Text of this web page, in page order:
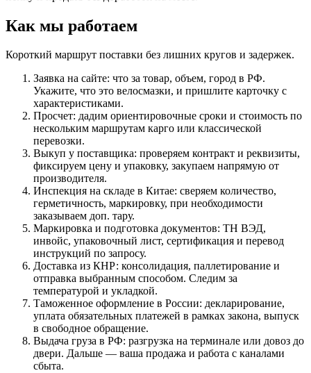
Как мы работаем
Короткий маршрут поставки без лишних кругов и задержек.
Заявка на сайте: что за товар, объем, город в РФ.
Укажите, что это велосмазки, и пришлите карточку с
характеристиками.
Просчет: дадим ориентировочные сроки и стоимость по
нескольким маршрутам карго или классической
перевозки.
Выкуп у поставщика: проверяем контракт и реквизиты,
фиксируем цену и упаковку, закупаем напрямую от
производителя.
Инспекция на складе в Китае: сверяем количество,
герметичность, маркировку, при необходимости
заказываем доп. тару.
Маркировка и подготовка документов: ТН ВЭД,
инвойс, упаковочный лист, сертификация и перевод
инструкций по запросу.
Доставка из КНР: консолидация, паллетирование и
отправка выбранным способом. Следим за
температурой и укладкой.
Таможенное оформление в России: декларирование,
уплата обязательных платежей в рамках закона, выпуск
в свободное обращение.
Выдача груза в РФ: разгрузка на терминале или довоз до
двери. Дальше — ваша продажа и работа с каналами
сбыта.